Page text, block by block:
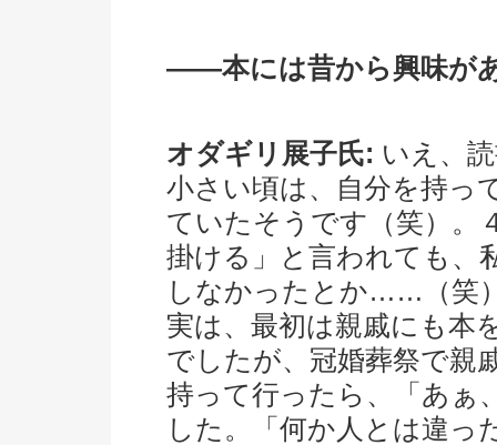
――本には昔から興味が
オダギリ展子氏: いえ、
小さい頃は、自分を持っ
ていたそうです（笑）。
掛ける」と言われても、
しなかったとか……（笑
実は、最初は親戚にも本
でしたが、冠婚葬祭で親
持って行ったら、「あぁ
した。「何か人とは違っ